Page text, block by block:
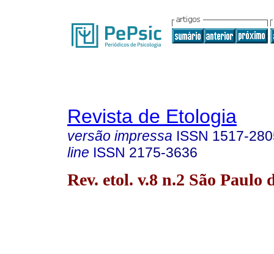
Revista de Etologia
versão impressa ISSN 1517-
line ISSN 2175-3636
Rev. etol. v.8 n.2 São Paulo